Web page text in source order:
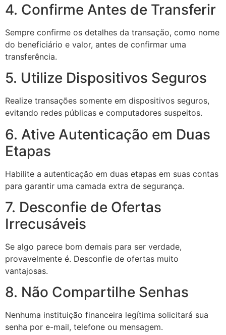
4. Confirme Antes de Transferir
Sempre confirme os detalhes da transação, como nome
do beneficiário e valor, antes de confirmar uma
transferência.
5. Utilize Dispositivos Seguros
Realize transações somente em dispositivos seguros,
evitando redes públicas e computadores suspeitos.
6. Ative Autenticação em Duas
Etapas
Habilite a autenticação em duas etapas em suas contas
para garantir uma camada extra de segurança.
7. Desconfie de Ofertas
Irrecusáveis
Se algo parece bom demais para ser verdade,
provavelmente é. Desconfie de ofertas muito
vantajosas.
8. Não Compartilhe Senhas
Nenhuma instituição financeira legítima solicitará sua
senha por e-mail, telefone ou mensagem.